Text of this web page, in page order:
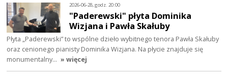
2026-06-28, godz. 20:00
"Paderewski" płyta Dominika
Wizjana i Pawła Skałuby
Płyta „Paderewski” to wspólne dzieło wybitnego tenora Pawła Skałuby
oraz cenionego pianisty Dominika Wizjana. Na płycie znajduje się
monumentalny… » więcej